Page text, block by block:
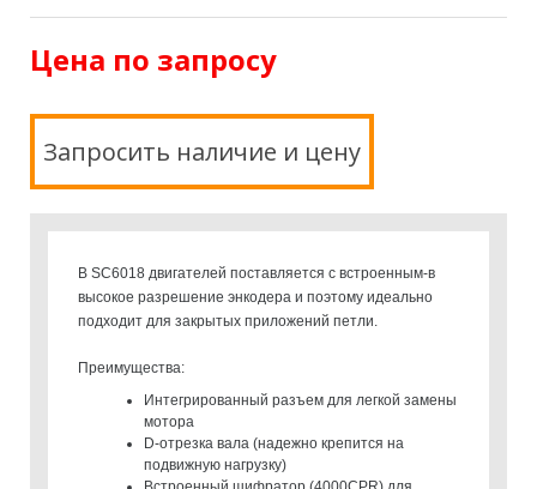
Цена по запросу
Запросить наличие и цену
В SC6018 двигателей поставляется с встроенным-в
высокое разрешение энкодера и поэтому идеально
подходит для закрытых приложений петли.
Преимущества:
Интегрированный разъем для легкой замены
мотора
D-отрезка вала (надежно крепится на
подвижную нагрузку)